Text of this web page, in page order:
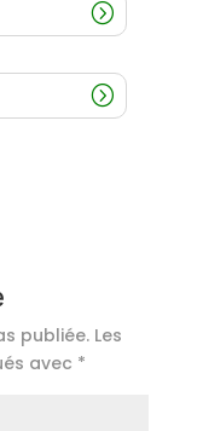
publiée. Les
avec *